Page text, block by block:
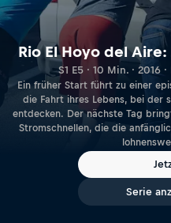
Rio El Hoyo del
S1 E5 · 10 Min. · 2016
Ein früher Start führt zu einer
die Fahrt ihres Lebens, bei der
entdecken. Der nächste Tag
Stromschnellen, die die
Serie